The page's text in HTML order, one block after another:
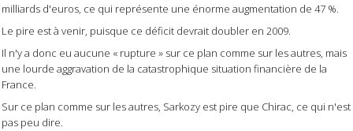
milliards d'euros, ce qui représente une énorme augmentation de 47 %.
Le pire est à venir, puisque ce déficit devrait doubler en 2009.
Il n'y a donc eu aucune « rupture » sur ce plan comme sur les autres, mais
une lourde aggravation de la catastrophique situation financière de la
France.
Sur ce plan comme sur les autres, Sarkozy est pire que Chirac, ce qui n'est
pas peu dire.